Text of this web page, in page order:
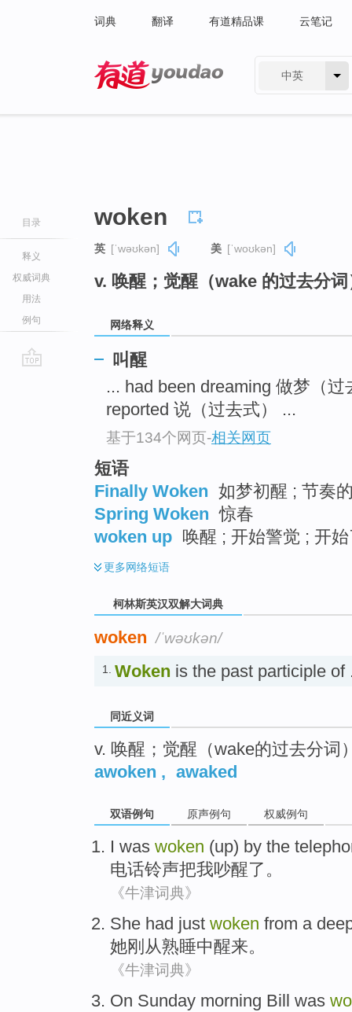
词典 翻译 有道精品课 云笔记
中英
目录
释义
权威词典
用法
例句
woken
英 [ˈwəʊkən] 美 [ˈwoʊkən]
v. 唤醒；觉醒（wake 的过去分词
网络释义
叫醒
... had been dreaming 做梦（
reported 说（过去式） ...
基于134个网页-相关网页
短语
Finally Woken 如梦初醒 ; 节奏
Spring Woken 惊春
woken up 唤醒 ; 开始警觉 ; 开
更多网络短语
柯林斯英汉双解大词典
woken /ˈwəʊkən/
1. Woken is the past participle
同近义词
v. 唤醒；觉醒（wake的过去分词
awoken , awaked
双语例句 原声例句 权威例句
I was woken (up) by the
电话铃声把我吵醒了。
《牛津词典》
She had just woken from a
她刚 从熟睡中醒来。
《牛津词典》
On Sunday morning Bill was